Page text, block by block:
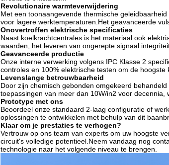
Revolutionaire warmteverwijdering
Met een toonaangevende thermische
voor lagere werktemperaturen.Het geavanceerde
Onovertroffen elektrische specificaties
Naast koelkrachtcentrales is het materiaal ook
waarden, het leveren van ongerepte signaal
Geavanceerde productie
Onze interne verwerking volgens IPC Klasse 2
controles en 100% elektrische testen om de hoogste
Levenslange betrouwbaarheid
Door zijn chemisch gebonden omgekeerd
toepassingen van meer dan 10W/in2 voor decennia,
Prototype met ons
Beoordeel onze standaard 2-laag configuratie of
oplossingen te ontwikkelen met behulp van dit
Klaar om je prestaties te verhogen?
Vertrouw op ons team van experts om uw hoogste
circuit's volledige potentieel.Neem vandaag nog
technologie naar het volgende niveau te brengen.